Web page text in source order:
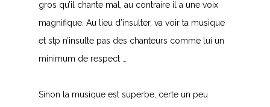
gros qu’il chante mal, au contraire il a une voix
magnifique. Au lieu d’insulter, va voir ta musique
et stp n’insulte pas des chanteurs comme lui un
minimum de respect …
Sinon la musique est superbe, certe un peu